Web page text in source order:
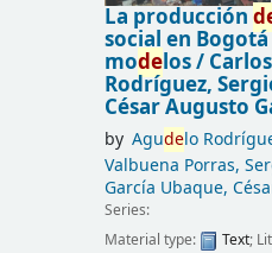
La producción
social en
modelos /
Rodríguez,
César Augusto
by Agudelo
Valbuena Porras,
García Ubaque,
Series:
Material type:
Text;